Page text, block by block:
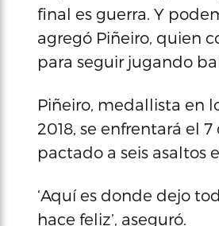
final es guerra. Y
agregó Piñeiro, quien
para seguir jugando
Piñeiro, medallista en
2018, se enfrentará el
pactado a seis asaltos
‘Aquí es donde dejo
hace feliz’, aseguró.